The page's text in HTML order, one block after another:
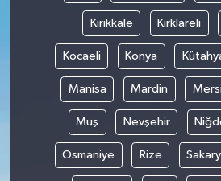
Kırıkkale Kırklareli
Kocaeli Konya
Manisa Mardin
Muş Nevşehir
Osmaniye Rize